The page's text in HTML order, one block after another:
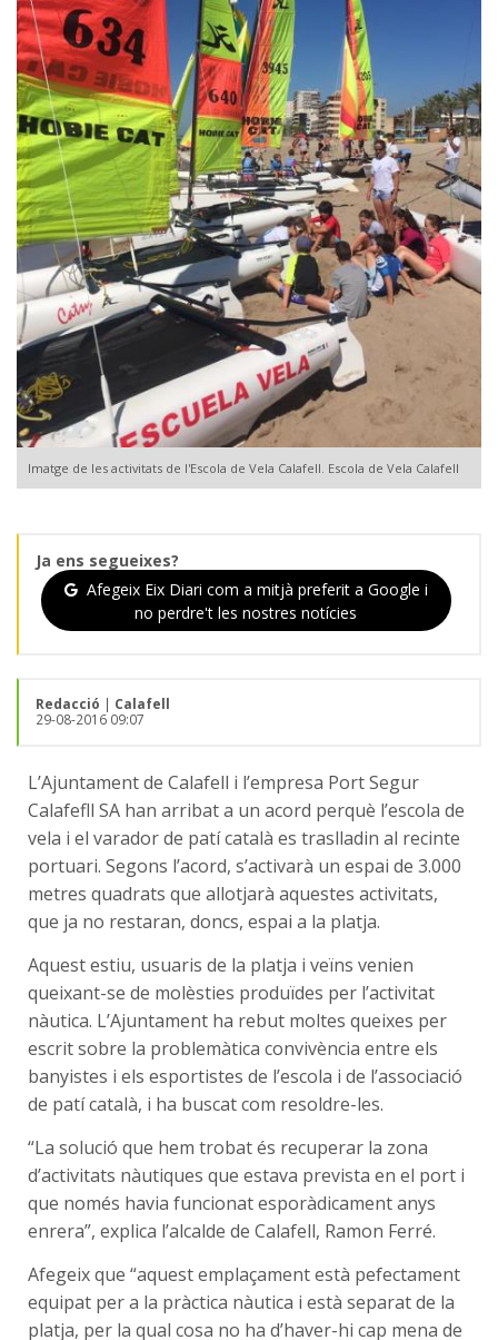
Imatge de les activitats de l'Escola de Vela Calafell. Escola de Vela Calafell
Ja ens segueixes?
Afegeix Eix Diari com a mitjà preferit a Google i
no perdre't les nostres notícies
Redacció | Calafell
29-08-2016 09:07
L’Ajuntament de Calafell i l’empresa Port Segur
Calafefll SA han arribat a un acord perquè l’escola de
vela i el varador de patí català es traslladin al recinte
portuari. Segons l’acord, s’activarà un espai de 3.000
metres quadrats que allotjarà aquestes activitats,
que ja no restaran, doncs, espai a la platja.
Aquest estiu, usuaris de la platja i veïns venien
queixant-se de molèsties produïdes per l’activitat
nàutica. L’Ajuntament ha rebut moltes queixes per
escrit sobre la problemàtica convivència entre els
banyistes i els esportistes de l’escola i de l’associació
de patí català, i ha buscat com resoldre-les.
“La solució que hem trobat és recuperar la zona
d’activitats nàutiques que estava prevista en el port i
que només havia funcionat esporàdicament anys
enrera”, explica l’alcalde de Calafell, Ramon Ferré.
Afegeix que “aquest emplaçament està pefectament
equipat per a la pràctica nàutica i està separat de la
platja, per la qual cosa no ha d’haver-hi cap mena de